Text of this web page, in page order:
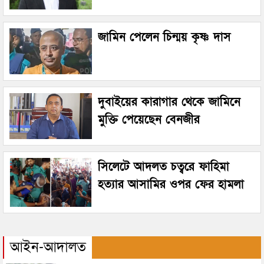
জামিন পেলেন চিন্ময় কৃষ্ণ দাস
দুবাইয়ের কারাগার থেকে জামিনে
মুক্তি পেয়েছেন বেনজীর
সিলেটে আদলত চত্বরে ফাহিমা
হত্যার আসামির ওপর ফের হামলা
আইন-আদালত